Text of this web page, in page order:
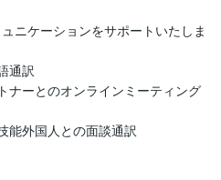
ニケーションをサポートいたしま
通訳
ナーとのオンラインミーティング
能外国人との面談通訳